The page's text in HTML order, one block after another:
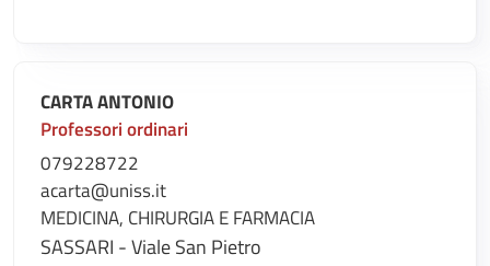
CARTA ANTONIO
Professori ordinari
079228722
acarta@uniss.it
MEDICINA, CHIRURGIA E FARMACIA
SASSARI - Viale San Pietro